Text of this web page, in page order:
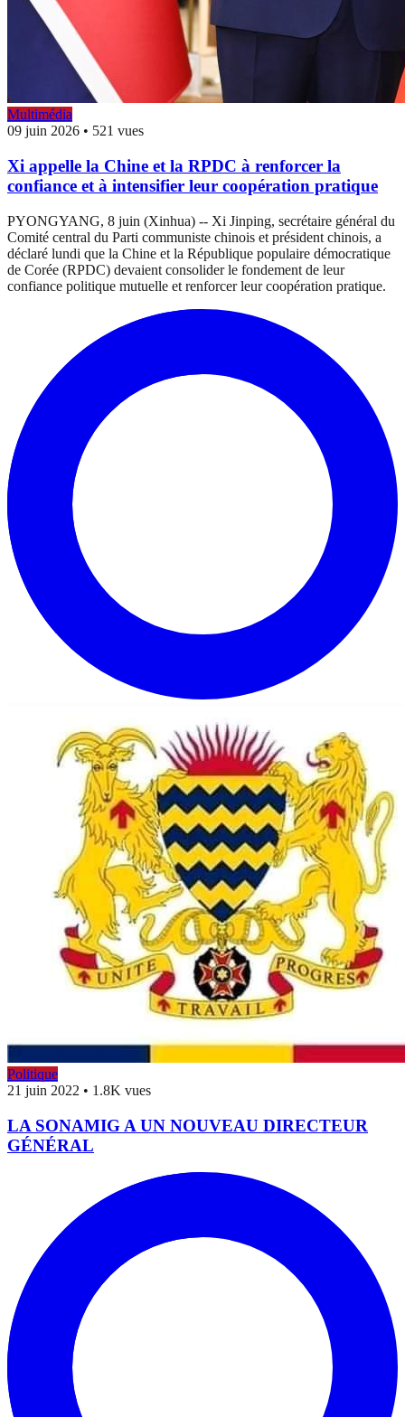
Multimédia
09 juin 2026 • 521 vues
Xi appelle la Chine et la RPDC à renforcer la
confiance et à intensifier leur coopération pratique
PYONGYANG, 8 juin (Xinhua) -- Xi Jinping, secrétaire général du
Comité central du Parti communiste chinois et président chinois, a
déclaré lundi que la Chine et la République populaire démocratique
de Corée (RPDC) devaient consolider le fondement de leur
confiance politique mutuelle et renforcer leur coopération pratique.
Politique
21 juin 2022 • 1.8K vues
LA SONAMIG A UN NOUVEAU DIRECTEUR
GÉNÉRAL